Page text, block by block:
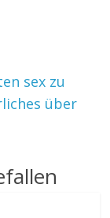
sex zu
über